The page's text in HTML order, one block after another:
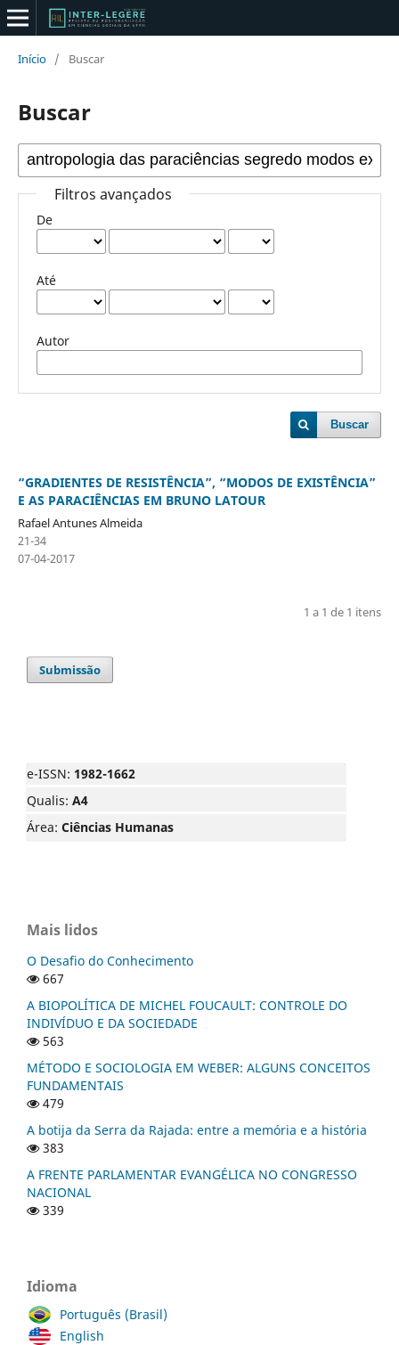
Início / Buscar
Buscar
Filtros avançados
De
Até
Autor
Buscar
“GRADIENTES DE RESISTÊNCIA”, “MODOS DE EXISTÊNCIA”
E AS PARACIÊNCIAS EM BRUNO LATOUR
Rafael Antunes Almeida
21-34
07-04-2017
1 a 1 de 1 itens
Submissão
e-ISSN: 1982-1662
Qualis: A4
Área: Ciências Humanas
Mais lidos
O Desafio do Conhecimento
667
A BIOPOLÍTICA DE MICHEL FOUCAULT: CONTROLE DO
INDIVÍDUO E DA SOCIEDADE
563
MÉTODO E SOCIOLOGIA EM WEBER: ALGUNS CONCEITOS
FUNDAMENTAIS
479
A botija da Serra da Rajada: entre a memória e a história
383
A FRENTE PARLAMENTAR EVANGÉLICA NO CONGRESSO
NACIONAL
339
Idioma
Português (Brasil)
English